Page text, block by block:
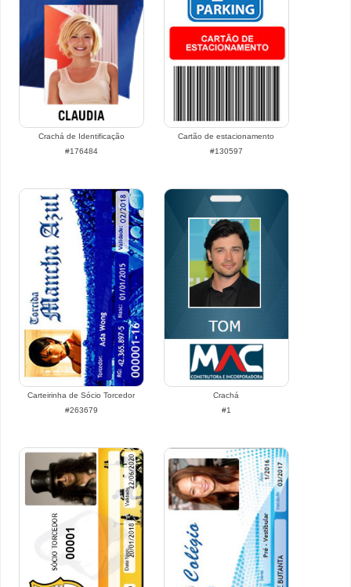
Crachá de Identificação
#176484
Cartão de estacionamento
#130597
Carteirinha de Sócio Torcedor
#263679
Crachá
#1